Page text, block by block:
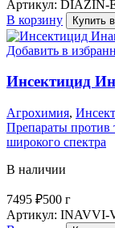
Артикул: DIAZIN-
В корзину
Купить
Добавить в
Инсектицид
Агрохимия,
Препараты против
широкого спектра
В наличии
7495 ₽500 г
Артикул: INAVVI-